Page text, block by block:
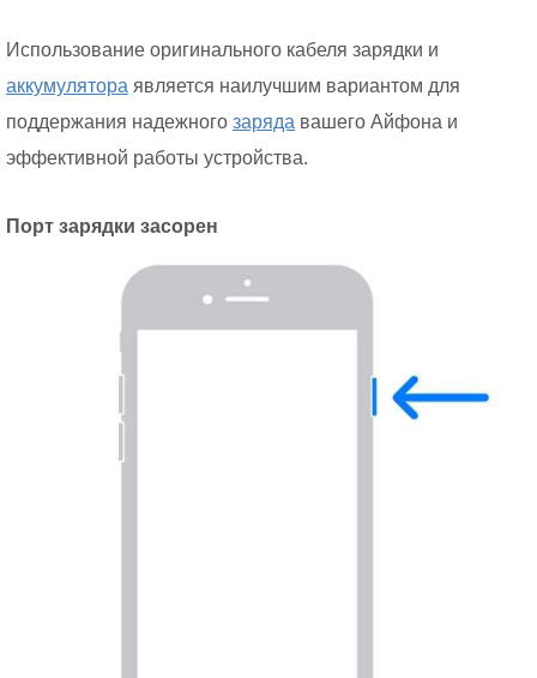
Использование оригинального кабеля зарядки и
аккумулятора является наилучшим вариантом для
поддержания надежного заряда вашего Айфона и
эффективной работы устройства.
Порт зарядки засорен